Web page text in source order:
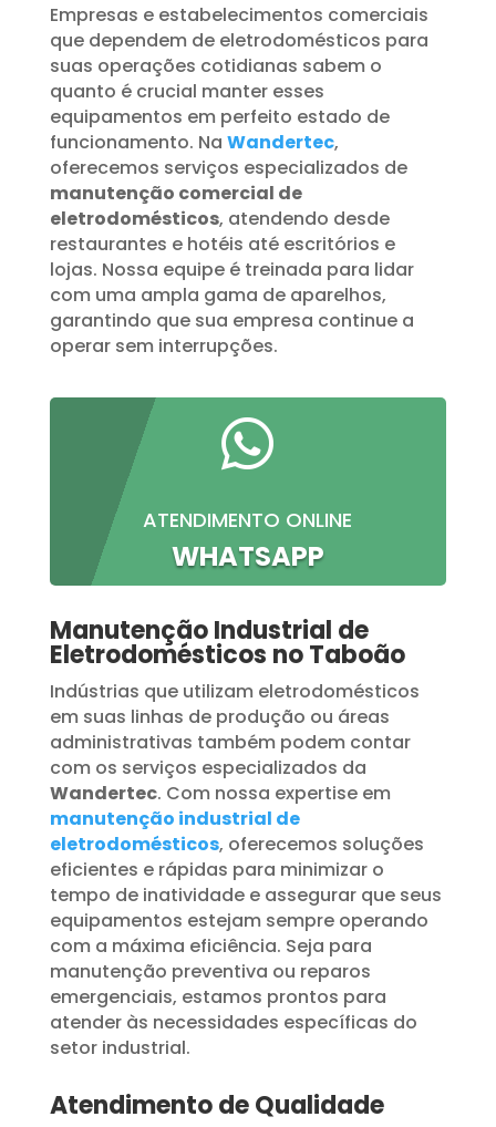
Empresas e estabelecimentos comerciais
que dependem de eletrodomésticos para
suas operações cotidianas sabem o
quanto é crucial manter esses
equipamentos em perfeito estado de
funcionamento. Na Wandertec,
oferecemos serviços especializados de
manutenção comercial de
eletrodomésticos, atendendo desde
restaurantes e hotéis até escritórios e
lojas. Nossa equipe é treinada para lidar
com uma ampla gama de aparelhos,
garantindo que sua empresa continue a
operar sem interrupções.

ATENDIMENTO ONLINE
WHATSAPP
Manutenção Industrial de
Eletrodomésticos no Taboão
Indústrias que utilizam eletrodomésticos
em suas linhas de produção ou áreas
administrativas também podem contar
com os serviços especializados da
Wandertec. Com nossa expertise em
manutenção industrial de
eletrodomésticos, oferecemos soluções
eficientes e rápidas para minimizar o
tempo de inatividade e assegurar que seus
equipamentos estejam sempre operando
com a máxima eficiência. Seja para
manutenção preventiva ou reparos
emergenciais, estamos prontos para
atender às necessidades específicas do
setor industrial.
Atendimento de Qualidade